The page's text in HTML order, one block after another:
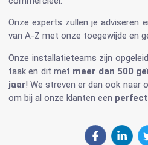
Onze experts zullen je adviseren
van A-Z met onze toegewijde en
Onze installatieteams zijn
taak en dit met meer dan 500
jaar! We streven er dan ook naar
om bij al onze klanten een perfect